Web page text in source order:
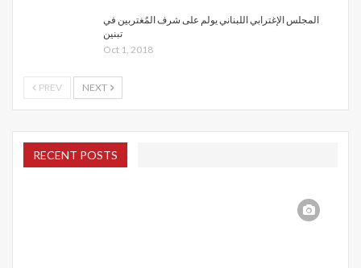
المجلس الإغترابي اللبناني يولم على شرف المُغتربين في
تبنين
Oct 1, 2018
PREV NEXT
RECENT POSTS